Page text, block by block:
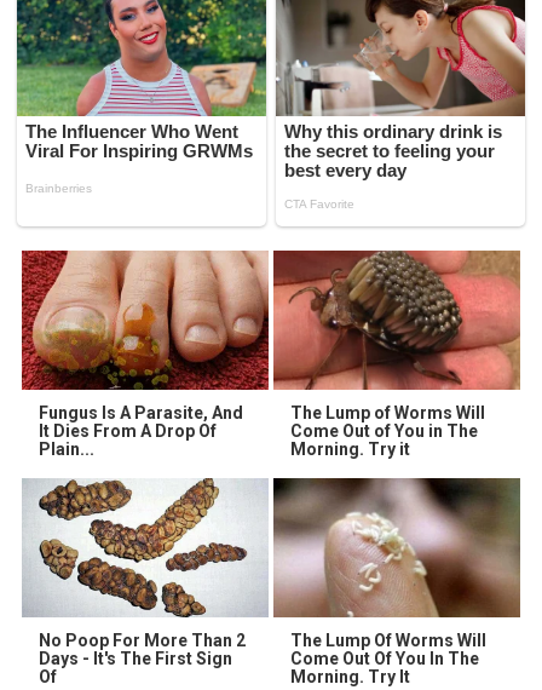
Fungus Is A Parasite, And
It Dies From A Drop Of
Plain...
The Lump of Worms Will
Come Out of You in The
Morning. Try it
No Poop For More Than 2
Days - It's The First Sign
Of
The Lump Of Worms Will
Come Out Of You In The
Morning. Try It